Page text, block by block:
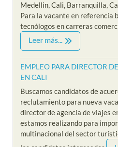
Medellin, Cali, Barranquilla,
Para la vacante en referencia
tecnólogos en carreras
Leer más...
EMPLEO PARA DIRECTOR
EN CALI
Buscamos candidatos de
reclutamiento para nueva
director de agencia de viajes
estamos realizando para
multinacional del sector